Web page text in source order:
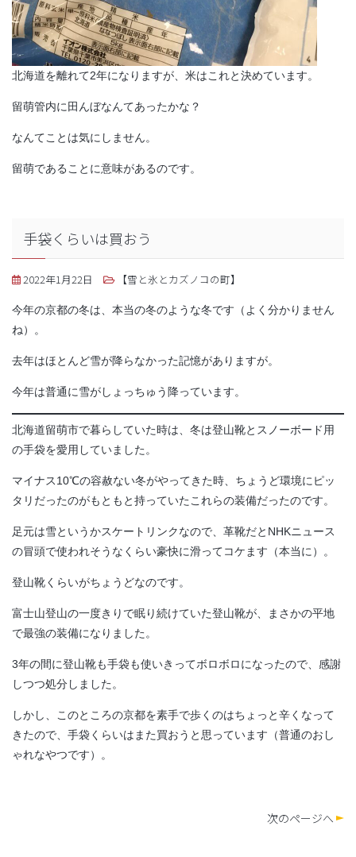
北海道を離れて2年になりますが、米はこれと決めています。
留萌管内に田んぼなんてあったかな？
なんてことは気にしません。
留萌であることに意味があるのです。
手袋くらいは買おう
2022年1月22日 【雪と氷とカズノコの町】
今年の京都の冬は、本当の冬のような冬です（よく分かりません
ね）。
去年はほとんど雪が降らなかった記憶がありますが。
今年は普通に雪がしょっちゅう降っています。
北海道留萌市で暮らしていた時は、冬は登山靴とスノーボード用
の手袋を愛用していました。
マイナス10℃の容赦ない冬がやってきた時、ちょうど環境にピッ
タリだったのがもともと持っていたこれらの装備だったのです。
足元は雪というかスケートリンクなので、革靴だとNHKニュース
の冒頭で使われそうなくらい豪快に滑ってコケます（本当に）。
登山靴くらいがちょうどなのです。
富士山登山の一度きりで眠り続けていた登山靴が、まさかの平地
で最強の装備になりました。
3年の間に登山靴も手袋も使いきってボロボロになったので、感謝
しつつ処分しました。
しかし、このところの京都を素手で歩くのはちょっと辛くなって
きたので、手袋くらいはまた買おうと思っています（普通のおし
ゃれなやつです）。
次のページへ